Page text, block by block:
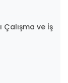
Çalışma ve İş